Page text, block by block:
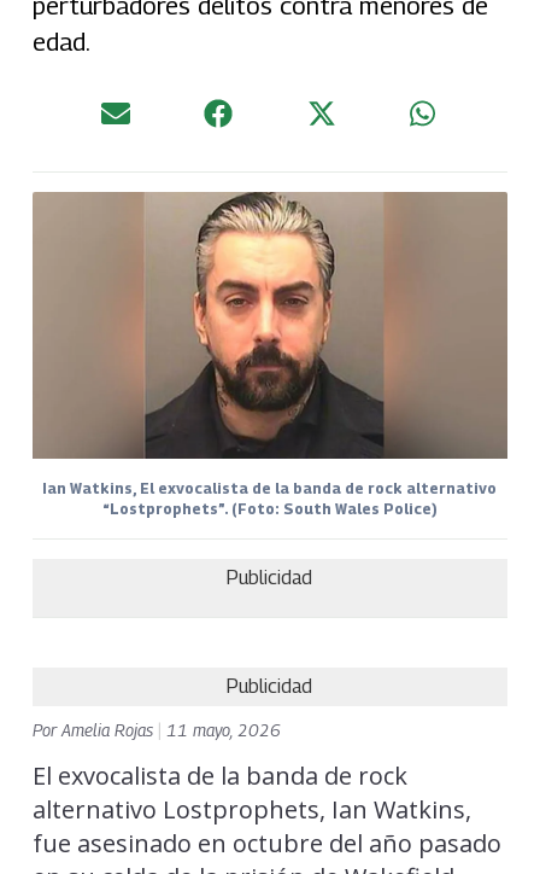
edad.
Ian Watkins, El exvocalista de la banda de rock alternativo
“Lostprophets”. (Foto: South Wales Police)
Publicidad
Publicidad
PorAmelia Rojas 11 mayo, 2026
El exvocalista de la banda de rock
alternativo Lostprophets, Ian Watkins,
fue asesinado en octubre del año pasado